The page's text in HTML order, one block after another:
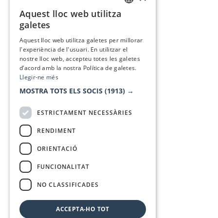
Aquest lloc web utilitza
galetes
Aquest lloc web utilitza galetes per millorar
l'experiència de l'usuari. En utilitzar el
nostre lloc web, accepteu totes les galetes
d’acord amb la nostra Política de galetes.
Llegir-ne més
MOSTRA TOTS ELS SOCIS (1913) →
ESTRICTAMENT NECESSÀRIES
RENDIMENT
ORIENTACIÓ
FUNCIONALITAT
NO CLASSIFICADES
ACCEPTA-HO TOT